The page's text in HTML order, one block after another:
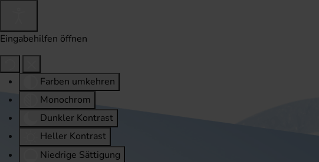
Eingabehilfen öffnen
Farben umkehren
Monochrom
Dunkler Kontrast
Heller Kontrast
Niedrige Sättigung